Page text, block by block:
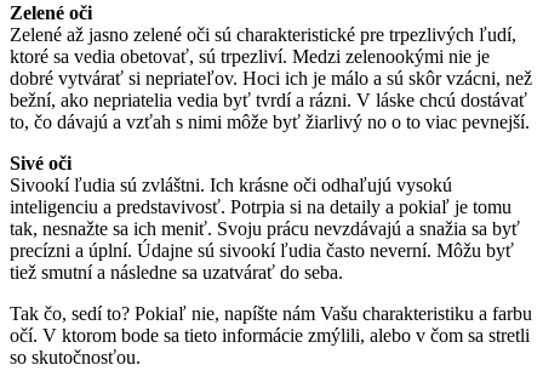
Zelené oči
Zelené až jasno zelené oči sú charakteristické pre trpezlivých ľudí,
ktoré sa vedia obetovať, sú trpezliví. Medzi zelenookými nie je
dobré vytvárať si nepriateľov. Hoci ich je málo a sú skôr vzácni, než
bežní, ako nepriatelia vedia byť tvrdí a rázni. V láske chcú dostávať
to, čo dávajú a vzťah s nimi môže byť žiarlivý no o to viac pevnejší.
Sivé oči
Sivookí ľudia sú zvláštni. Ich krásne oči odhaľujú vysokú
inteligenciu a predstavivosť. Potrpia si na detaily a pokiaľ je tomu
tak, nesnažte sa ich meniť. Svoju prácu nevzdávajú a snažia sa byť
precízni a úplní. Údajne sú sivookí ľudia často neverní. Môžu byť
tiež smutní a následne sa uzatvárať do seba.
Tak čo, sedí to? Pokiaľ nie, napíšte nám Vašu charakteristiku a farbu
očí. V ktorom bode sa tieto informácie zmýlili, alebo v čom sa stretli
so skutočnosťou.